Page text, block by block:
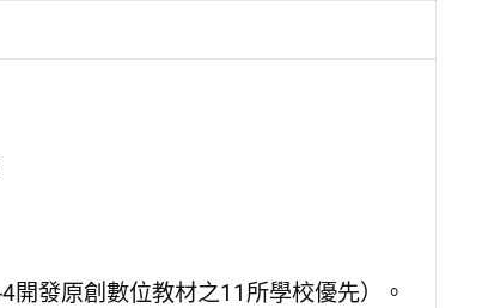
發原創數位教材之11所學校優先）。